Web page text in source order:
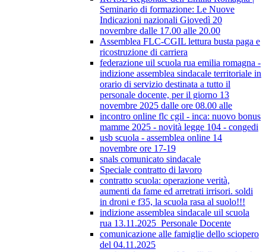
Seminario di formazione: Le Nuove
Indicazioni nazionali Giovedì 20
novembre dalle 17.00 alle 20.00
Assemblea FLC-CGIL lettura busta paga e
ricostruzione di carriera
federazione uil scuola rua emilia romagna -
indizione assemblea sindacale territoriale in
orario di servizio destinata a tutto il
personale docente, per il giorno 13
novembre 2025 dalle ore 08.00 alle
incontro online flc cgil - inca: nuovo bonus
mamme 2025 - novità legge 104 - congedi
usb scuola - assemblea online 14
novembre ore 17-19
snals comunicato sindacale
Speciale contratto di lavoro
contratto scuola: operazione verità,
aumenti da fame ed arretrati irrisori. soldi
in droni e f35, la scuola rasa al suolo!!!
indizione assemblea sindacale uil scuola
rua 13.11.2025_Personale Docente
comunicazione alle famiglie dello sciopero
del 04.11.2025